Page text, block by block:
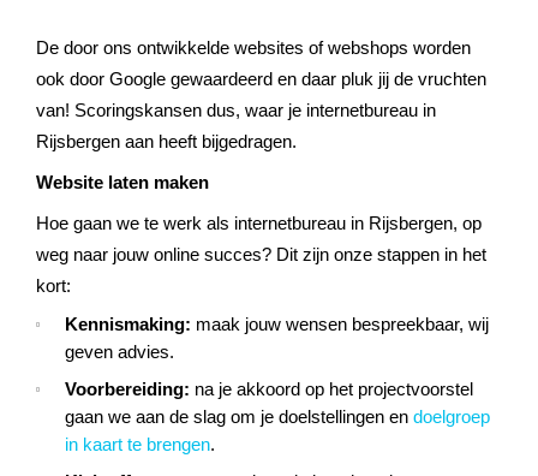
De door ons ontwikkelde websites of webshops worden
ook door Google gewaardeerd en daar pluk jij de vruchten
van! Scoringskansen dus, waar je internetbureau in
Rijsbergen aan heeft bijgedragen.
Website laten maken
Hoe gaan we te werk als internetbureau in Rijsbergen, op
weg naar jouw online succes? Dit zijn onze stappen in het
kort:
Kennismaking: maak jouw wensen bespreekbaar, wij
geven advies.
Voorbereiding: na je akkoord op het projectvoorstel
gaan we aan de slag om je doelstellingen en doelgroep
in kaart te brengen.